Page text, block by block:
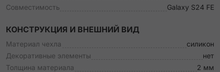
Совместимость
Galaxy S24 FE
КОНСТРУКЦИЯ И ВНЕШНИЙ ВИД
Материал чехла
силикон
Декоративные элементы
нет
Толщина материала
2 мм